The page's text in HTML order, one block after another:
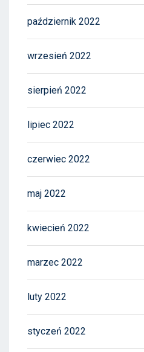
październik 2022
wrzesień 2022
sierpień 2022
lipiec 2022
czerwiec 2022
maj 2022
kwiecień 2022
marzec 2022
luty 2022
styczeń 2022